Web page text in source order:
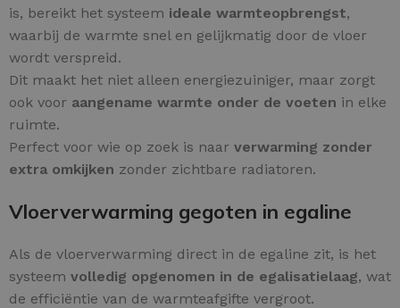
is, bereikt het systeem ideale warmteopbrengst,
waarbij de warmte snel en gelijkmatig door de vloer
wordt verspreid.
Dit maakt het niet alleen energiezuiniger, maar zorgt
ook voor aangename warmte onder de voeten in elke
ruimte.
Perfect voor wie op zoek is naar verwarming zonder
extra omkijken zonder zichtbare radiatoren.
Vloerverwarming gegoten in egaline
Als de vloerverwarming direct in de egaline zit, is het
systeem volledig opgenomen in de egalisatielaag, wat
de efficiëntie van de warmteafgifte vergroot.